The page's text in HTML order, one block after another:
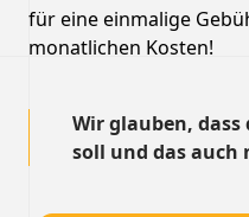
für eine einmalige
monatlichen Kosten!
Wir glauben, dass
soll und das auch